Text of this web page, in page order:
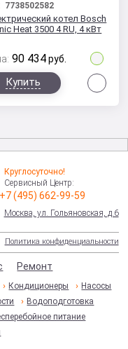
7738502582
котел Bosch
Heat 3500 4 RU, 4 кВт
90 434 руб.
Купить
Круглосуточно!
Сервисный Центр:
+7 (495) 662-99-59
Москва, ул. Гольяновская, д.6
Политика конфиденциальности
Ремонт
Кондиционеры
Насосы
Водоподготовка
питание